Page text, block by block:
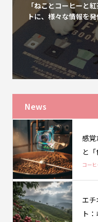
「ねことコーヒーと
トに、様々な情報を
News
感覚
と
コー
エチ
ト